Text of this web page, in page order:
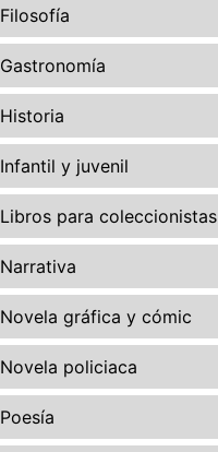
Filosofía
Gastronomía
Historia
Infantil y juvenil
Libros para coleccionistas
Narrativa
Novela gráfica y cómic
Novela policiaca
Poesía